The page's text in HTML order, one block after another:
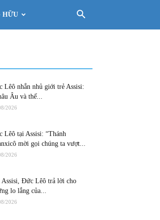
HỮU
Lêô nhắn nhủ giới trẻ Assisi:
Âu và thế...
2026
Lêô tại Assisi: “Thánh
mời gọi chúng ta vượt...
2026
Assisi, Đức Lêô trả lời cho
lo lắng của...
2026